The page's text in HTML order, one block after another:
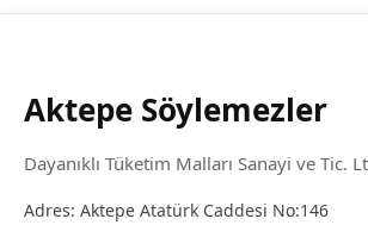
Aktepe Söylemezler
Dayanıklı Tüketim Malları Sanayi ve Tic.
Adres: Aktepe Atatürk Caddesi No:146